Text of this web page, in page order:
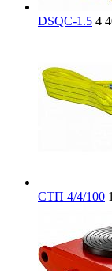
DSQC-1.5 4
СТП 4/4/100